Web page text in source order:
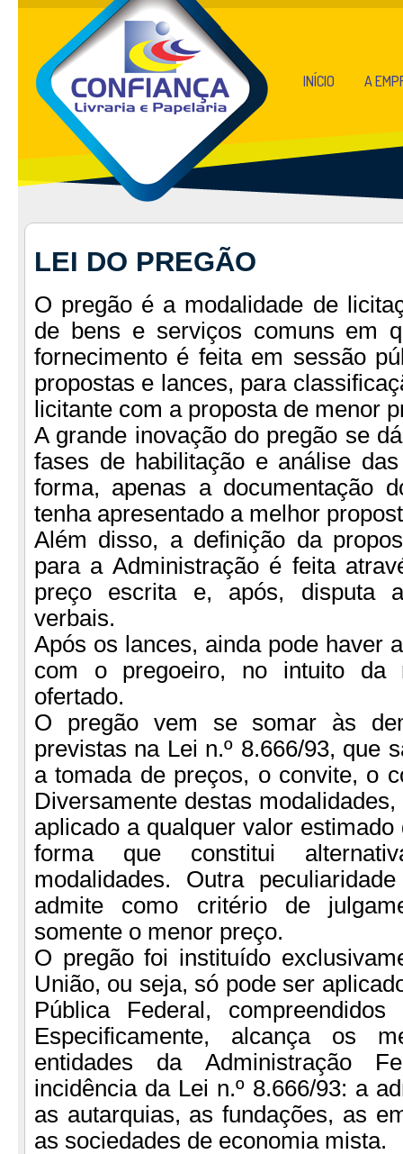
INÍCIO A
LEI DO PREGÃO
O pregão é a modalidade de
de bens e serviços comuns em
fornecimento é feita em sessão
propostas e lances, para
licitante com a proposta de menor
A grande inovação do pregão se
fases de habilitação e análise
forma, apenas a documentação
tenha apresentado a melhor
Além disso, a definição da
para a Administração é feita
preço escrita e, após, disputa
verbais.
Após os lances, ainda pode haver
com o pregoeiro, no intuito da
ofertado.
O pregão vem se somar às
previstas na Lei n.º 8.666/93, que
a tomada de preços, o convite, o
Diversamente destas
aplicado a qualquer valor estimado
forma que constitui
modalidades. Outra
admite como critério de
somente o menor preço.
O pregão foi instituído
União, ou seja, só pode ser
Pública Federal,
Especificamente, alcança os
entidades da Administração
incidência da Lei n.º 8.666/93: a
as autarquias, as fundações, as
as sociedades de economia mista.